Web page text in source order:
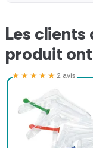
Les
produit
★★★★★
★★★★★ 2 avis